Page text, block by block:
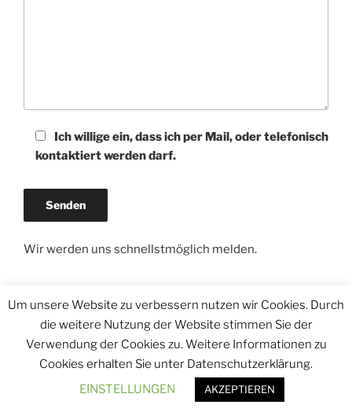
Ich willige ein, dass ich per Mail, oder telefonisch
kontaktiert werden darf.
Wir werden uns schnellstmöglich melden.
unsere
Facebook-
Seite
Login
Stolz präsentiert von WordPress
Um unsere Website zu verbessern nutzen wir Cookies. Durch
die weitere Nutzung der Website stimmen Sie der
Verwendung der Cookies zu. Weitere Informationen zu
Cookies erhalten Sie unter Datenschutzerklärung.
EINSTELLUNGEN
AKZEPTIEREN